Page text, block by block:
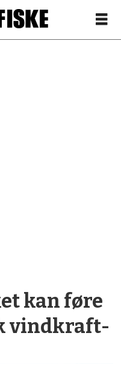
kan føre
vindkraft­